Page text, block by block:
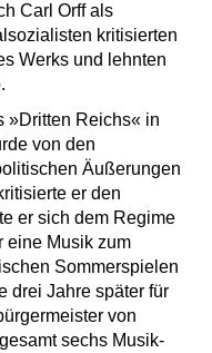
Carl Orff als
kritisierten
Werks und lehnten
»Dritten Reichs« in
von den
Äußerungen
er den
er sich dem Regime
eine Musik zum
Sommerspielen
drei Jahre später für
von
sechs Musik-